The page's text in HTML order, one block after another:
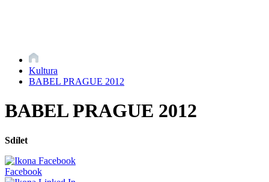
Kultura
BABEL PRAGUE 2012
BABEL PRAGUE 2012
Sdílet
Facebook